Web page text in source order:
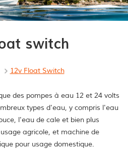
switch
12v Float Switch
des pompes à eau 12 et 24 volts
types d'eau, y compris l'eau
l'eau de cale et bien plus
agricole, et machine de
pour usage domestique.